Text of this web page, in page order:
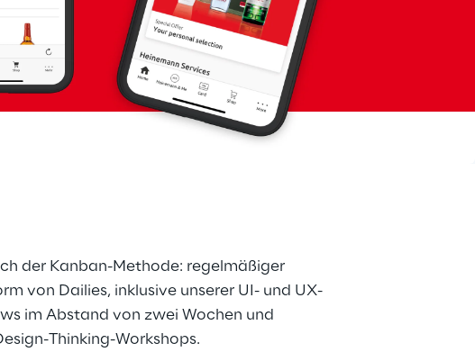
der Kanban-Methode: regelmäßiger
von Dailies, inklusive unserer UI- und UX-
im Abstand von zwei Wochen und
Thinking-Workshops.